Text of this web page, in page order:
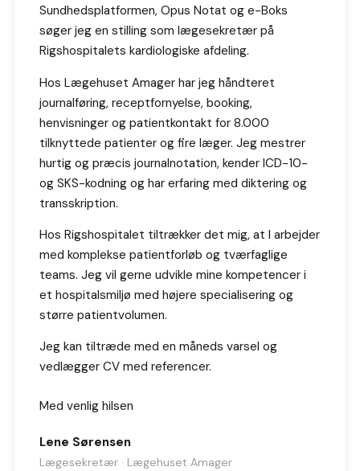
Sundhedsplatformen, Opus Notat og e-Boks
søger jeg en stilling som lægesekretær på
Rigshospitalets kardiologiske afdeling.
Hos Lægehuset Amager har jeg håndteret
journalføring, receptfornyelse, booking,
henvisninger og patientkontakt for 8.000
tilknyttede patienter og fire læger. Jeg mestrer
hurtig og præcis journalnotation, kender ICD-10-
og SKS-kodning og har erfaring med diktering og
transskription.
Hos Rigshospitalet tiltrækker det mig, at I arbejder
med komplekse patientforløb og tværfaglige
teams. Jeg vil gerne udvikle mine kompetencer i
et hospitalsmiljø med højere specialisering og
større patientvolumen.
Jeg kan tiltræde med en måneds varsel og
vedlægger CV med referencer.
Med venlig hilsen
Lene Sørensen
Lægesekretær · Lægehuset Amager